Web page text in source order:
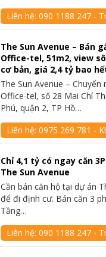
Liên hệ:090 1188 247 -
The Sun Avenue – Bán
Office-tel, 51m2, view
cơ bản, giá 2,4 tỷ bao
The Sun Avenue – Chuyển
Office-tel, số 28 Mai Chí
Phú, quận 2, TP Hồ…
Liên hệ:0975 269 781 -
Chỉ 4,1 tỷ có ngay căn
The Sun Avenue
Cần bán căn hộ tại dự án
để đi định cư. Bán căn 3
Tầng…
Liên hệ:090 1188 247 -